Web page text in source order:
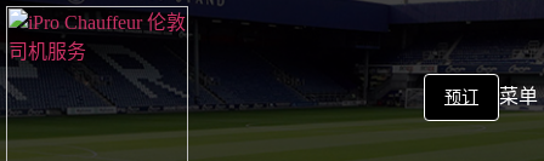
预订 菜单